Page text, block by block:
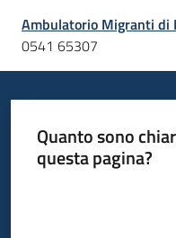
Ambulatorio Migranti di
0541 65307
Quanto sono
questa pagina?